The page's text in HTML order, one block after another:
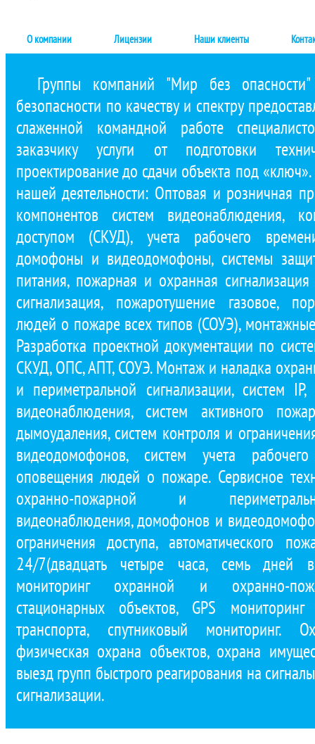
О компании Лицензии Наши клиенты
Группы компаний "Мир без
безопасности по качеству и спектру
слаженной командной работе
заказчику услуги от подготовки
проектирование до сдачи объекта под
нашей деятельности: Оптовая и розничная
компонентов систем видеонаблюдения,
доступом (СКУД), учета рабочего
домофоны и видеодомофоны, системы
питания, пожарная и охранная
сигнализация, пожаротушение газовое,
людей о пожаре всех типов (СОУЭ),
Разработка проектной документации по
СКУД, ОПС, АПТ, СОУЭ. Монтаж и наладка
и периметральной сигнализации, систем
видеонаблюдения, систем активного
дымоудаления, систем контроля и
видеодомофонов, систем учета
оповещения людей о пожаре. Сервисное
охранно-пожарной и
видеонаблюдения, домофонов и
ограничения доступа, автоматического
24/7(двадцать четыре часа, семь дней
мониторинг охранной и охранно-
стационарных объектов, GPS
транспорта, спутниковый мониторинг.
физическая охрана объектов, охрана
выезд групп быстрого реагирования на
сигнализации.